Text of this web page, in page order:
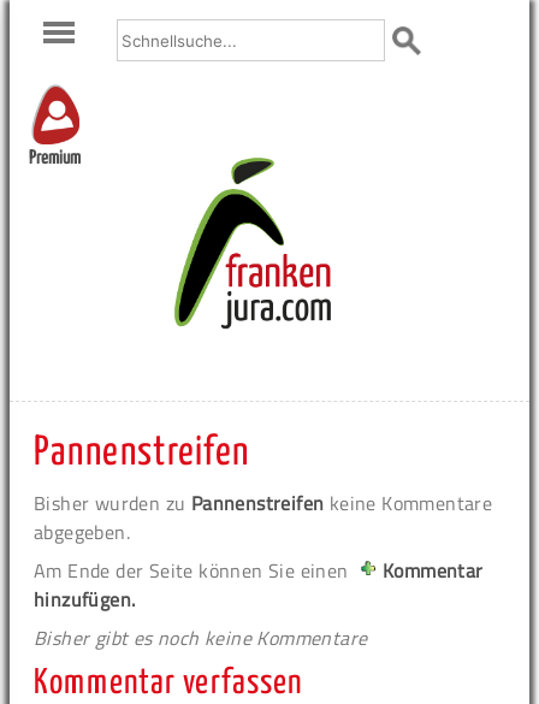
Premium
Pannenstreifen
Bisher wurden zu Pannenstreifen keine Kommentare
abgegeben.
Am Ende der Seite können Sie einen
Kommentar
hinzufügen.
Bisher gibt es noch keine Kommentare
Kommentar verfassen